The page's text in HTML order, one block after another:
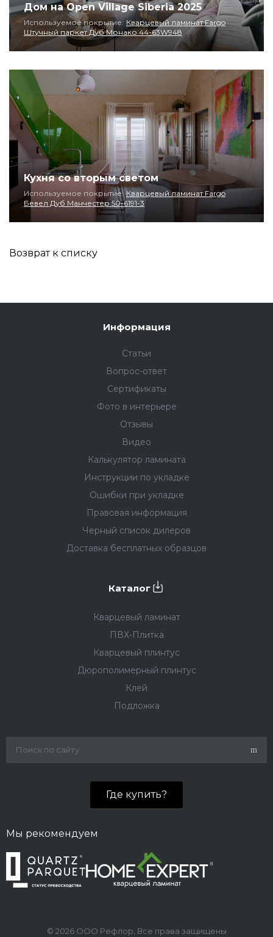
Дом на Open Village Siberia 2025
Используемое покрытие: Кварцевый ламинат Fargo
Штучный паркет Дуб Монако 44-63W948
Кухня со вторым светом
Используемое покрытие: Кварцевый ламинат Fargo
Бевел Дуб Манчестер 50-6191-3
Возврат к списку
Информация
Статьи
Вопрос-ответ
Сертификаты
Фото в интерьере
Отзывы
Видео
Калькулятор ламината
Инструкции по укладке
Ошибки при укладке
Правовая информация
Черный список дилеров
Доставка бесплатных образцов
Каталог
Кварцевый ламинат
ПВХ-Плитка
Кварцевый плинтус
Дюрополимерный плинтус
Клей
Подложка
Где купить?
Мы рекомендуем
© 2026 ООО Рефлор, Все права защищены